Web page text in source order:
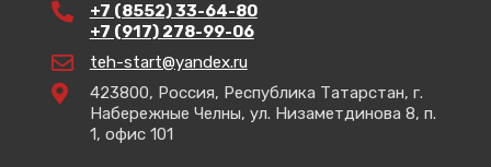
+7 (8552) 33-64-80
+7 (917) 278-99-06
teh-start@yandex.ru
423800, Россия, Республика Татарстан, г.
Набережные Челны, ул. Низаметдинова 8, п.
1, офис 101